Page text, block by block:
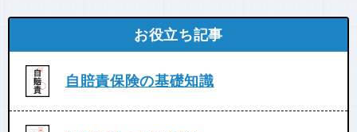
お役立ち記事
自賠責保険の基礎知識